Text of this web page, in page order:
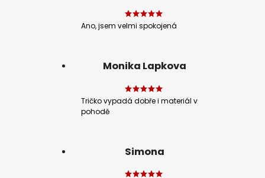
Ano, jsem velmi spokojená
Monika Lapkova
Tričko vypadá dobře i materiál v
pohodě
Simona